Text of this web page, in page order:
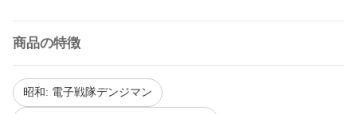
商品の特徴
昭和: 電子戦隊デンジマン